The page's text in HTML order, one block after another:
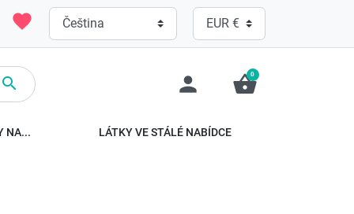
favorite
 person shopping_basket
0
NA... LÁTKY VE STÁLÉ NABÍDCE